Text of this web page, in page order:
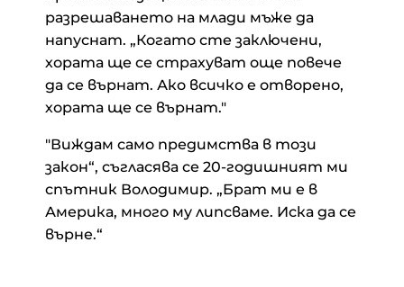
разрешаването на млади мъже да
напуснат. „Когато сте заключени,
хората ще се страхуват още повече
да се върнат. Ако всичко е отворено,
хората ще се върнат."
"Виждам само предимства в този
закон“, съгласява се 20-годишният ми
спътник Володимир. „Брат ми е в
Америка, много му липсваме. Иска да се
върне.“